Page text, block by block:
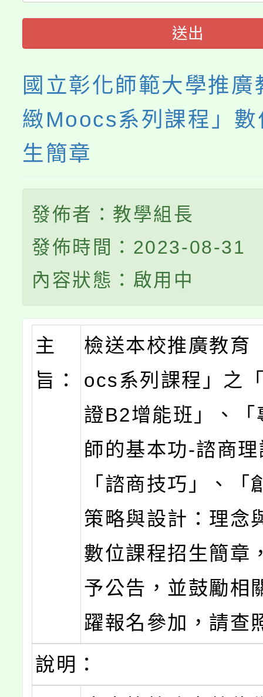
心理、諮商輔導、社會
系所師生報名參加。
送出
國立彰化師範大學推廣
緻Moocs系列課程」
生簡章
發佈者：教學組長
發佈時間：2023-08-31
內容狀態：啟用中
主
旨：
檢送本校推廣教育
ocs系列課程」之
證B2增能班」、「
師的基本功-諮商
「諮商技巧」、「
策略與設計：理念
數位課程招生簡章
予公告，並鼓勵相
躍報名參加，請查
說明：